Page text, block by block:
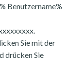
Benutzername%
Sie mit der
drücken Sie